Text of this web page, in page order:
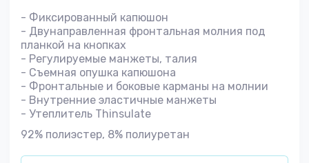
- Фиксированный капюшон
- Двунаправленная фронтальная молния под
планкой на кнопках
- Регулируемые манжеты, талия
- Съемная опушка капюшона
- Фронтальные и боковые карманы на молнии
- Внутренние эластичные манжеты
- Утеплитель Thinsulate
92% полиэстер, 8% полиуретан